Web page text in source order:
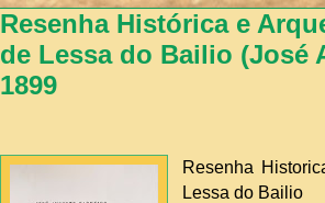
Resenha Histórica e
de Lessa do Bailio (José
1899
Resenha
Lessa do Bailio